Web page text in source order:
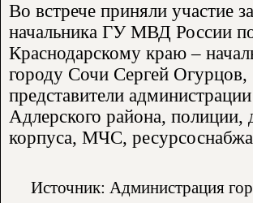
Во встрече приняли участие
начальника ГУ МВД России
Краснодарскому краю –
городу Сочи Сергей Огурцов,
представители
Адлерского района, полиции,
корпуса, МЧС,
Источник: Администрация